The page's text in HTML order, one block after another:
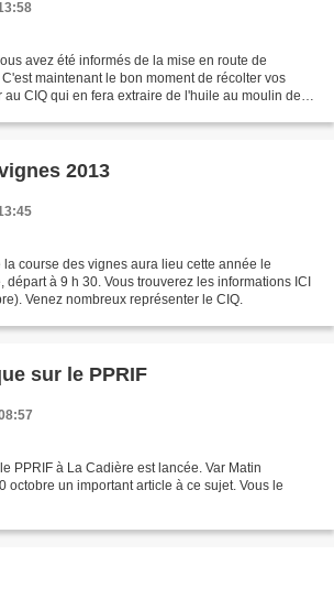
avez été informés de la mise en route de
maintenant le bon moment de récolter vos
au CIQ qui en fera extraire de l'huile au moulin de la
2013
course des vignes aura lieu cette année le
à 9 h 30. Vous trouverez les informations ICI
Venez nombreux représenter le CIQ.
sur le PPRIF
PPRIF à La Cadière est lancée. Var Matin
octobre un important article à ce sujet. Vous le